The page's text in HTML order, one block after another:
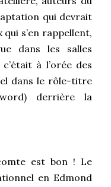
qui devrait
s’en rappellent,
dans les salles
à l’orée des
dans le rôle-titre
derrière la
est bon ! Le
en Edmond